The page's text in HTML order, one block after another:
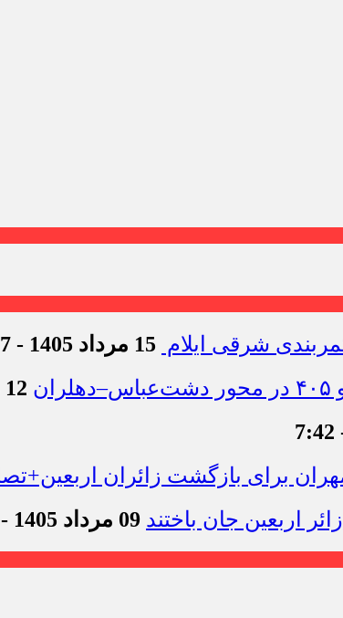
15 مرداد 1405 - 18:27
12 مرداد 1405 - 11:54
09 مرداد 1405 - 9:22